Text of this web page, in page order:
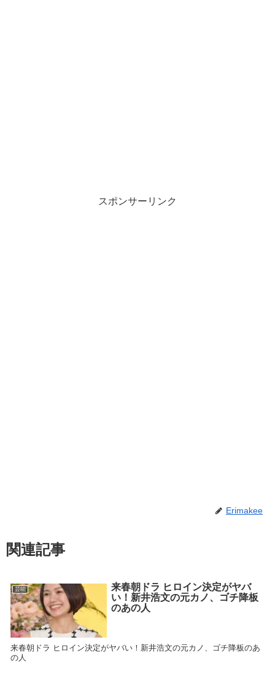
スポンサーリンク
Erimakee
関連記事
芸能
来春朝ドラ ヒロイン決定がヤバ
い！新井浩文の元カノ、ゴチ降板
のあの人
来春朝ドラ ヒロイン決定がヤバい！新井浩文の元カノ、ゴチ降板のあ
の人